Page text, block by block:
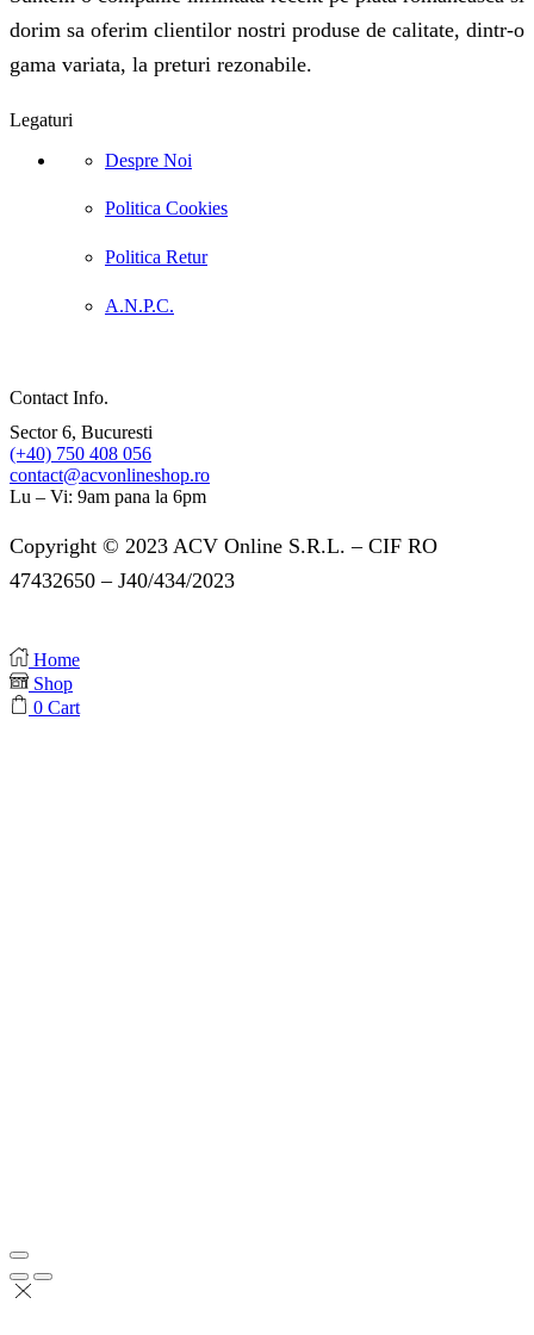
dorim sa oferim clientilor nostri produse de calitate, dintr-o
gama variata, la preturi rezonabile.
Legaturi
Despre Noi
Politica Cookies
Politica Retur
A.N.P.C.
Contact Info.
Sector 6, Bucuresti
(+40) 750 408 056
contact@acvonlineshop.ro
Lu – Vi: 9am pana la 6pm
Copyright © 2023 ACV Online S.R.L. – CIF RO
47432650 – J40/434/2023
Home
Shop
0 Cart